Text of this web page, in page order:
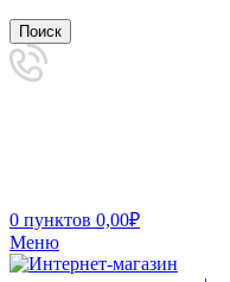
Поиск
0 пунктов 0,00₽
Меню